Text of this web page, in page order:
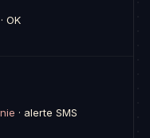
OK
· alerte SMS